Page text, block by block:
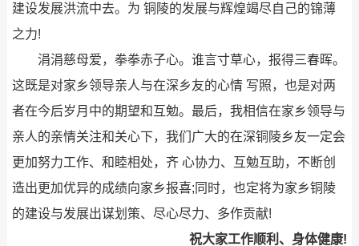
建设发展洪流中去。为 铜陵的发展与辉煌竭尽自己的锦薄
之力!
涓涓慈母爱，拳拳赤子心。谁言寸草心，报得三春晖。
这既是对家乡领导亲人与在深乡友的心情 写照，也是对两
者在今后岁月中的期望和互勉。最后，我相信在家乡领导与
亲人的亲情关注和关心下，我们广大的在深铜陵乡友一定会
更加努力工作、和睦相处，齐 心协力、互勉互助，不断创
造出更加优异的成绩向家乡报喜;同时，也定将为家乡铜陵
的建设与发展出谋划策、尽心尽力、多作贡献!
祝大家工作顺利、身体健康!